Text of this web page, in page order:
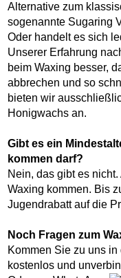
Alternative zum
sogenannte Sugaring
Oder handelt es sich
Unserer Erfahrung
beim Waxing besser,
abbrechen und so
bieten wir
Honigwachs an.
Gibt es ein
kommen darf?
Nein, das gibt es
Waxing kommen. Bis
Jugendrabatt auf die
Noch Fragen zum
Kommen Sie zu uns in
kostenlos und